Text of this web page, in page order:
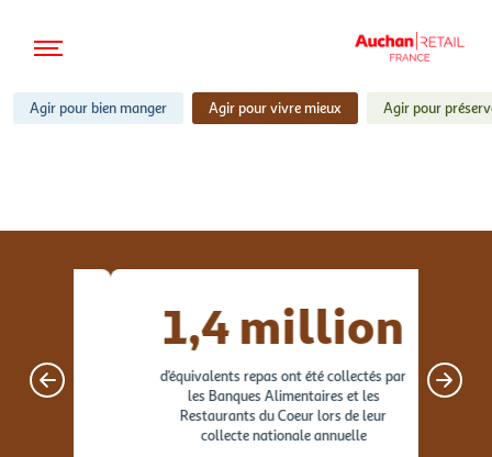
Agir pour bien manger Agir pour vivre mieux Agir pour
1,4 million
d’équivalents repas ont été collectés par
les Banques Alimentaires et les
Restaurants du Coeur lors de leur
collecte nationale annuelle